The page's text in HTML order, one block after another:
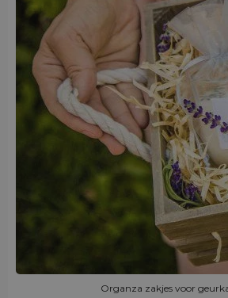
Organza zakjes voor